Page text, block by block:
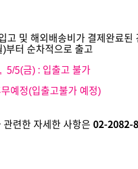
고 및 해외배송비가 결제완료된
부터 순차적으로 출고
5(금) : 입출고 불가
예정(입출고불가 예정)
관련한 자세한 사항은 02-2082-